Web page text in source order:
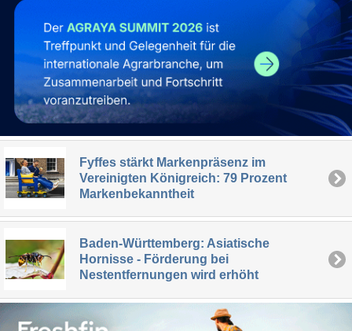
Fyffes stärkt Markenpräsenz im
Vereinigten Königreich: 79 Prozent
Markenbekanntheit
Baden-Württemberg: Asiatische
Hornisse - Förderung bei
Nestentfernungen wird erhöht